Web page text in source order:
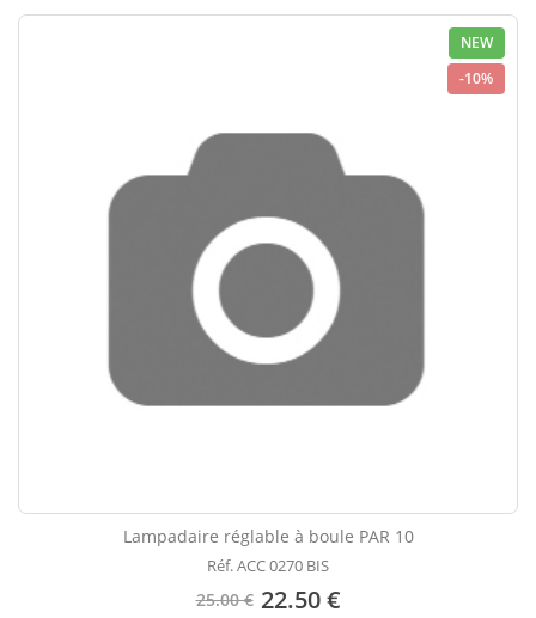
NEW
-10%
Lampadaire réglable à boule PAR 10
Réf. ACC 0270 BIS
25.00 € 22.50 €